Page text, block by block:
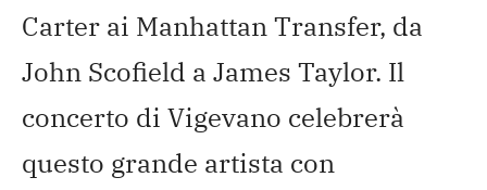
Carter ai Manhattan Transfer, da
John Scofield a James Taylor. Il
concerto di Vigevano celebrerà
questo grande artista con